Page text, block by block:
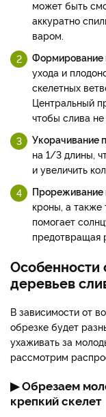
может быть
аккуратно
варом.
Формирование
ухода и
скелетных
Центральный
чтобы слива
Укорачивание
на 1/3 длины,
и увеличить
Прореживание
кроны, а также
помогает
предотвращая
Особенности
деревьев
В зависимости от
обрезке будет
ухаживать за
рассмотрим
▶ Обрезаем
крепкий скелет